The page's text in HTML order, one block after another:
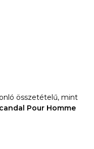
összetételű, mint
Pour Homme